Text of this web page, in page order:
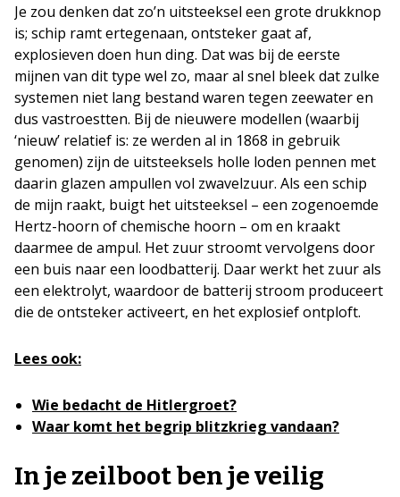
Je zou denken dat zo’n uitsteeksel een grote drukknop
is; schip ramt ertegenaan, ontsteker gaat af,
explosieven doen hun ding. Dat was bij de eerste
mijnen van dit type wel zo, maar al snel bleek dat zulke
systemen niet lang bestand waren tegen zeewater en
dus vastroestten. Bij de nieuwere modellen (waarbij
‘nieuw’ relatief is: ze werden al in 1868 in gebruik
genomen) zijn de uitsteeksels holle loden pennen met
daarin glazen ampullen vol zwavelzuur. Als een schip
de mijn raakt, buigt het uitsteeksel – een zogenoemde
Hertz-hoorn of chemische hoorn – om en kraakt
daarmee de ampul. Het zuur stroomt vervolgens door
een buis naar een loodbatterij. Daar werkt het zuur als
een elektrolyt, waardoor de batterij stroom produceert
die de ontsteker activeert, en het explosief ontploft.
Lees ook:
Wie bedacht de Hitlergroet?
Waar komt het begrip blitzkrieg vandaan?
In je zeilboot ben je veilig